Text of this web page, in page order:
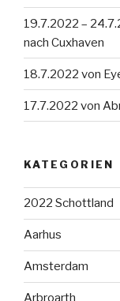
19.7.2022 –
nach Cuxhaven
18.7.2022 von
17.7.2022 von
KATEGORIEN
2022 Schottland
Aarhus
Amsterdam
Arbroarth